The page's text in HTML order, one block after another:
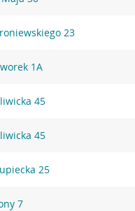
23
1A
45
45
25
7